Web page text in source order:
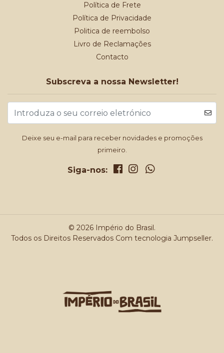
Política de Frete
Política de Privacidade
Politica de reembolso
Livro de Reclamações
Contacto
Subscreva a nossa Newsletter!
Deixe seu e-mail para receber novidades e promoções
primeiro.
Siga-nos:
© 2026 Império do Brasil.
Todos os Direitos Reservados Com tecnologia Jumpseller.